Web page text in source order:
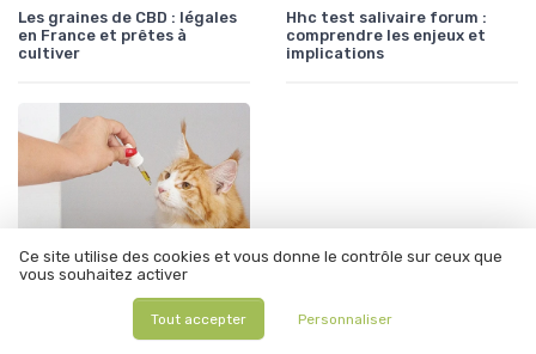
Les graines de CBD : légales
en France et prêtes à
cultiver
Hhc test salivaire forum :
comprendre les enjeux et
implications
Ce site utilise des cookies et vous donne le contrôle sur ceux que
vous souhaitez activer
Tout accepter Personnaliser